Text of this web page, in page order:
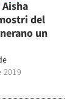
del
un
2019